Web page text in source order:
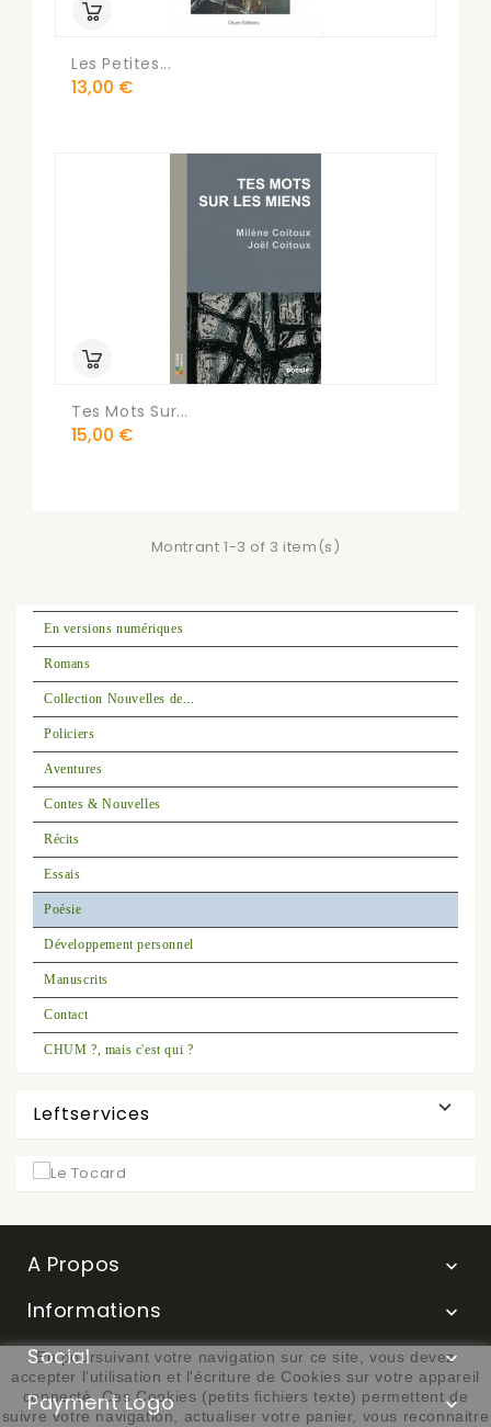
Les Petites...
Prix
13,00 €
Tes Mots Sur...
Prix
15,00 €
Montrant 1-3 of 3 item(s)
En versions numériques
Romans
Collection Nouvelles de...
Policiers
Aventures
Contes & Nouvelles
Récits
Essais
Poésie
Développement personnel
Manuscrits
Contact
CHUM ?, mais c'est qui ?
Leftservices 
A Propos 
Informations 
Social 
Payment Logo 
En poursuivant votre navigation sur ce site, vous devez
accepter l’utilisation et l'écriture de Cookies sur votre appareil
connecté. Ces Cookies (petits fichiers texte) permettent de
suivre votre navigation, actualiser votre panier, vous reconnaitre